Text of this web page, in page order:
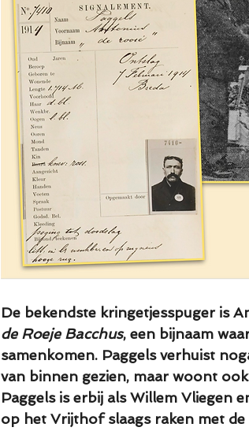
De bekendste kringetjesspuger is
de Roeje Bacchus, een bijnaam
samenkomen. Paggels verhuist
van binnen gezien, maar woont
Paggels is erbij als Willem Vliegen
op het Vrijthof slaags raken met